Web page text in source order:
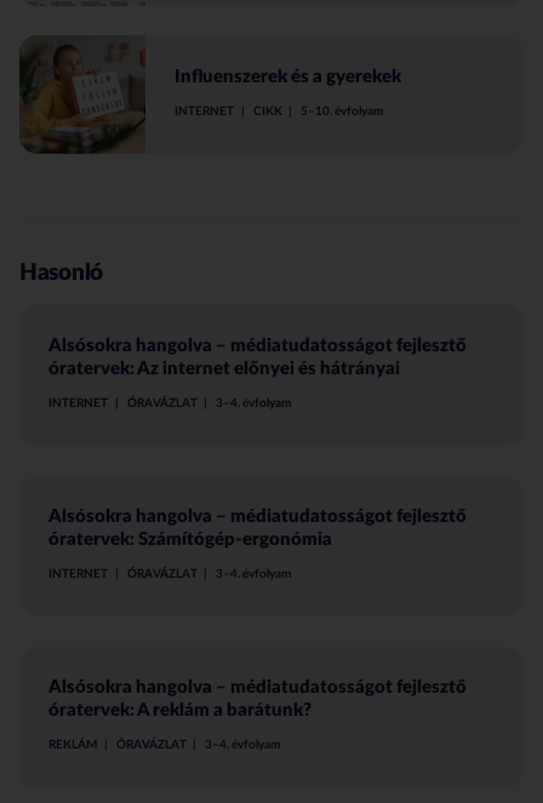
Influenszerek és a gyerekek
INTERNET CIKK 5–10. évfolyam
Hasonló
Alsósokra hangolva – médiatudatosságot fejlesztő
óratervek: Az internet előnyei és hátrányai
INTERNET ÓRAVÁZLAT 3–4. évfolyam
Alsósokra hangolva – médiatudatosságot fejlesztő
óratervek: Számítógép-ergonómia
INTERNET ÓRAVÁZLAT 3–4. évfolyam
Alsósokra hangolva – médiatudatosságot fejlesztő
óratervek: A reklám a barátunk?
REKLÁM ÓRAVÁZLAT 3–4. évfolyam